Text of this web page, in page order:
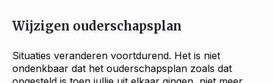
Wijzigen ouderschapsplan
Situaties veranderen voortdurend. Het is niet
ondenkbaar dat het ouderschapsplan zoals dat